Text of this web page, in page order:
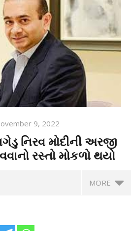
9, 2022
નિરવ મોદીની અરજી
રસ્તો મોકળો થયો
MORE